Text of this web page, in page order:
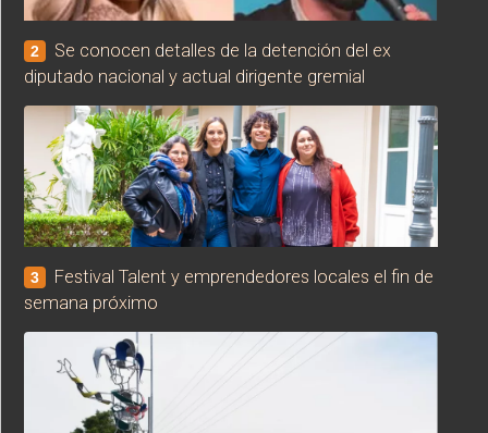
2
Se conocen detalles de la detención del ex
diputado nacional y actual dirigente gremial
3
Festival Talent y emprendedores locales el fin de
semana próximo